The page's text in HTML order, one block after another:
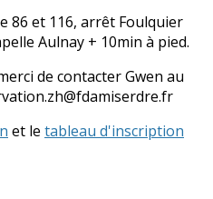
86 et 116, arrêt Foulquier
Aulnay + 10min à pied.
de contacter Gwen au
et le tableau d'inscription